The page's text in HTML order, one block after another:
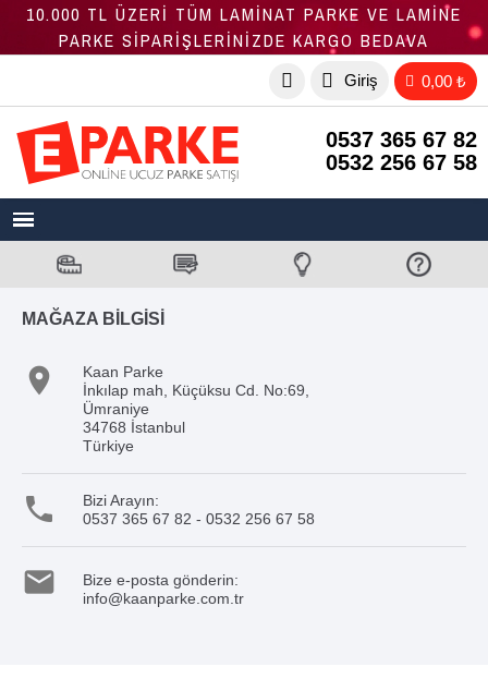
10.000 TL ÜZERİ TÜM LAMİNAT PARKE VE LAMİNE
PARKE SİPARİŞLERİNİZDE KARGO BEDAVA
Giriş 0,00 ₺
0537 365 67 82
0532 256 67 58
MAĞAZA BILGISI

Kaan Parke
İnkılap mah, Küçüksu Cd. No:69,
Ümraniye
34768 İstanbul
Türkiye

Bizi Arayın:
0537 365 67 82 - 0532 256 67 58

Bize e-posta gönderin:
info@kaanparke.com.tr